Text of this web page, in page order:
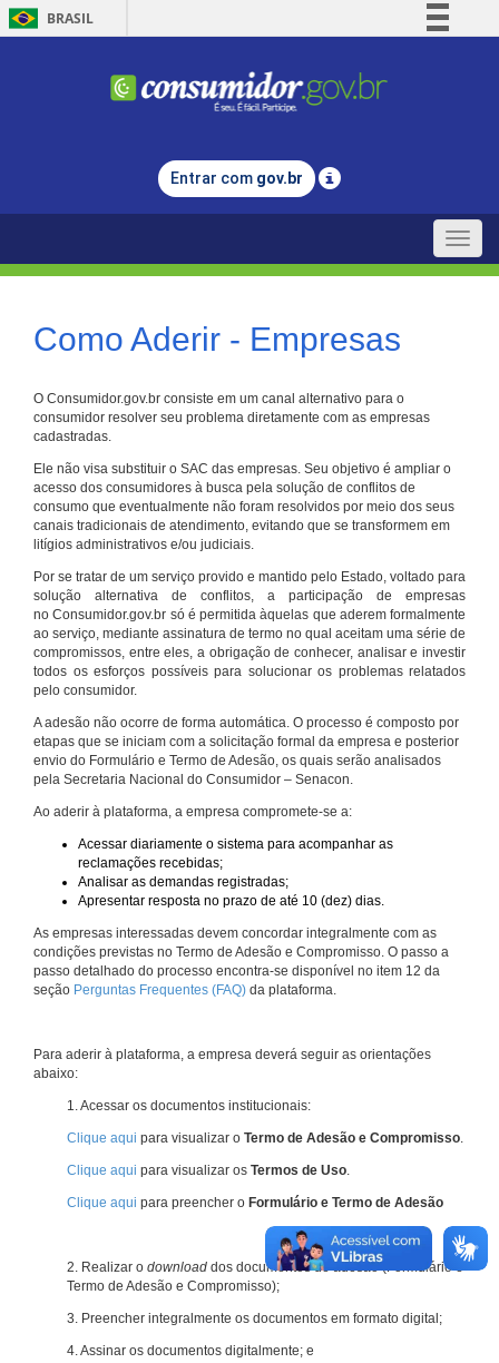
BRASIL
Comunica BR
Legislação
Entrar com gov.br
Toggle
Como Aderir - Empresas
O Consumidor.gov.br consiste em um canal alternativo para o
consumidor resolver seu problema diretamente com as empresas
cadastradas.
Ele não visa substituir o SAC das empresas. Seu objetivo é ampliar o
acesso dos consumidores à busca pela solução de conflitos de
consumo que eventualmente não foram resolvidos por meio dos seus
canais tradicionais de atendimento, evitando que se transformem em
litígios administrativos e/ou judiciais.
Por se tratar de um serviço provido e mantido pelo Estado, voltado para
solução alternativa de conflitos, a participação de empresas
no Consumidor.gov.br só é permitida àquelas que aderem formalmente
ao serviço, mediante assinatura de termo no qual aceitam uma série de
compromissos, entre eles, a obrigação de conhecer, analisar e investir
todos os esforços possíveis para solucionar os problemas relatados
pelo consumidor.
A adesão não ocorre de forma automática. O processo é composto por
etapas que se iniciam com a solicitação formal da empresa e posterior
envio do Formulário e Termo de Adesão, os quais serão analisados
pela Secretaria Nacional do Consumidor – Senacon.
Ao aderir à plataforma, a empresa compromete-se a:
Acessar diariamente o sistema para acompanhar as
reclamações recebidas;
Analisar as demandas registradas;
Apresentar resposta no prazo de até 10 (dez) dias.
As empresas interessadas devem concordar integralmente com as
condições previstas no Termo de Adesão e Compromisso. O passo a
passo detalhado do processo encontra-se disponível no item 12 da
seção Perguntas Frequentes (FAQ) da plataforma.
Para aderir à plataforma, a empresa deverá seguir as orientações
abaixo:
1. Acessar os documentos institucionais:
Clique aqui para visualizar o Termo de Adesão e Compromisso.
Clique aqui para visualizar os Termos de Uso.
Clique aqui para preencher o Formulário e Termo de Adesão
2. Realizar o download dos documentos de adesão (Formulário e
Termo de Adesão e Compromisso);
3. Preencher integralmente os documentos em formato digital;
4. Assinar os documentos digitalmente; e